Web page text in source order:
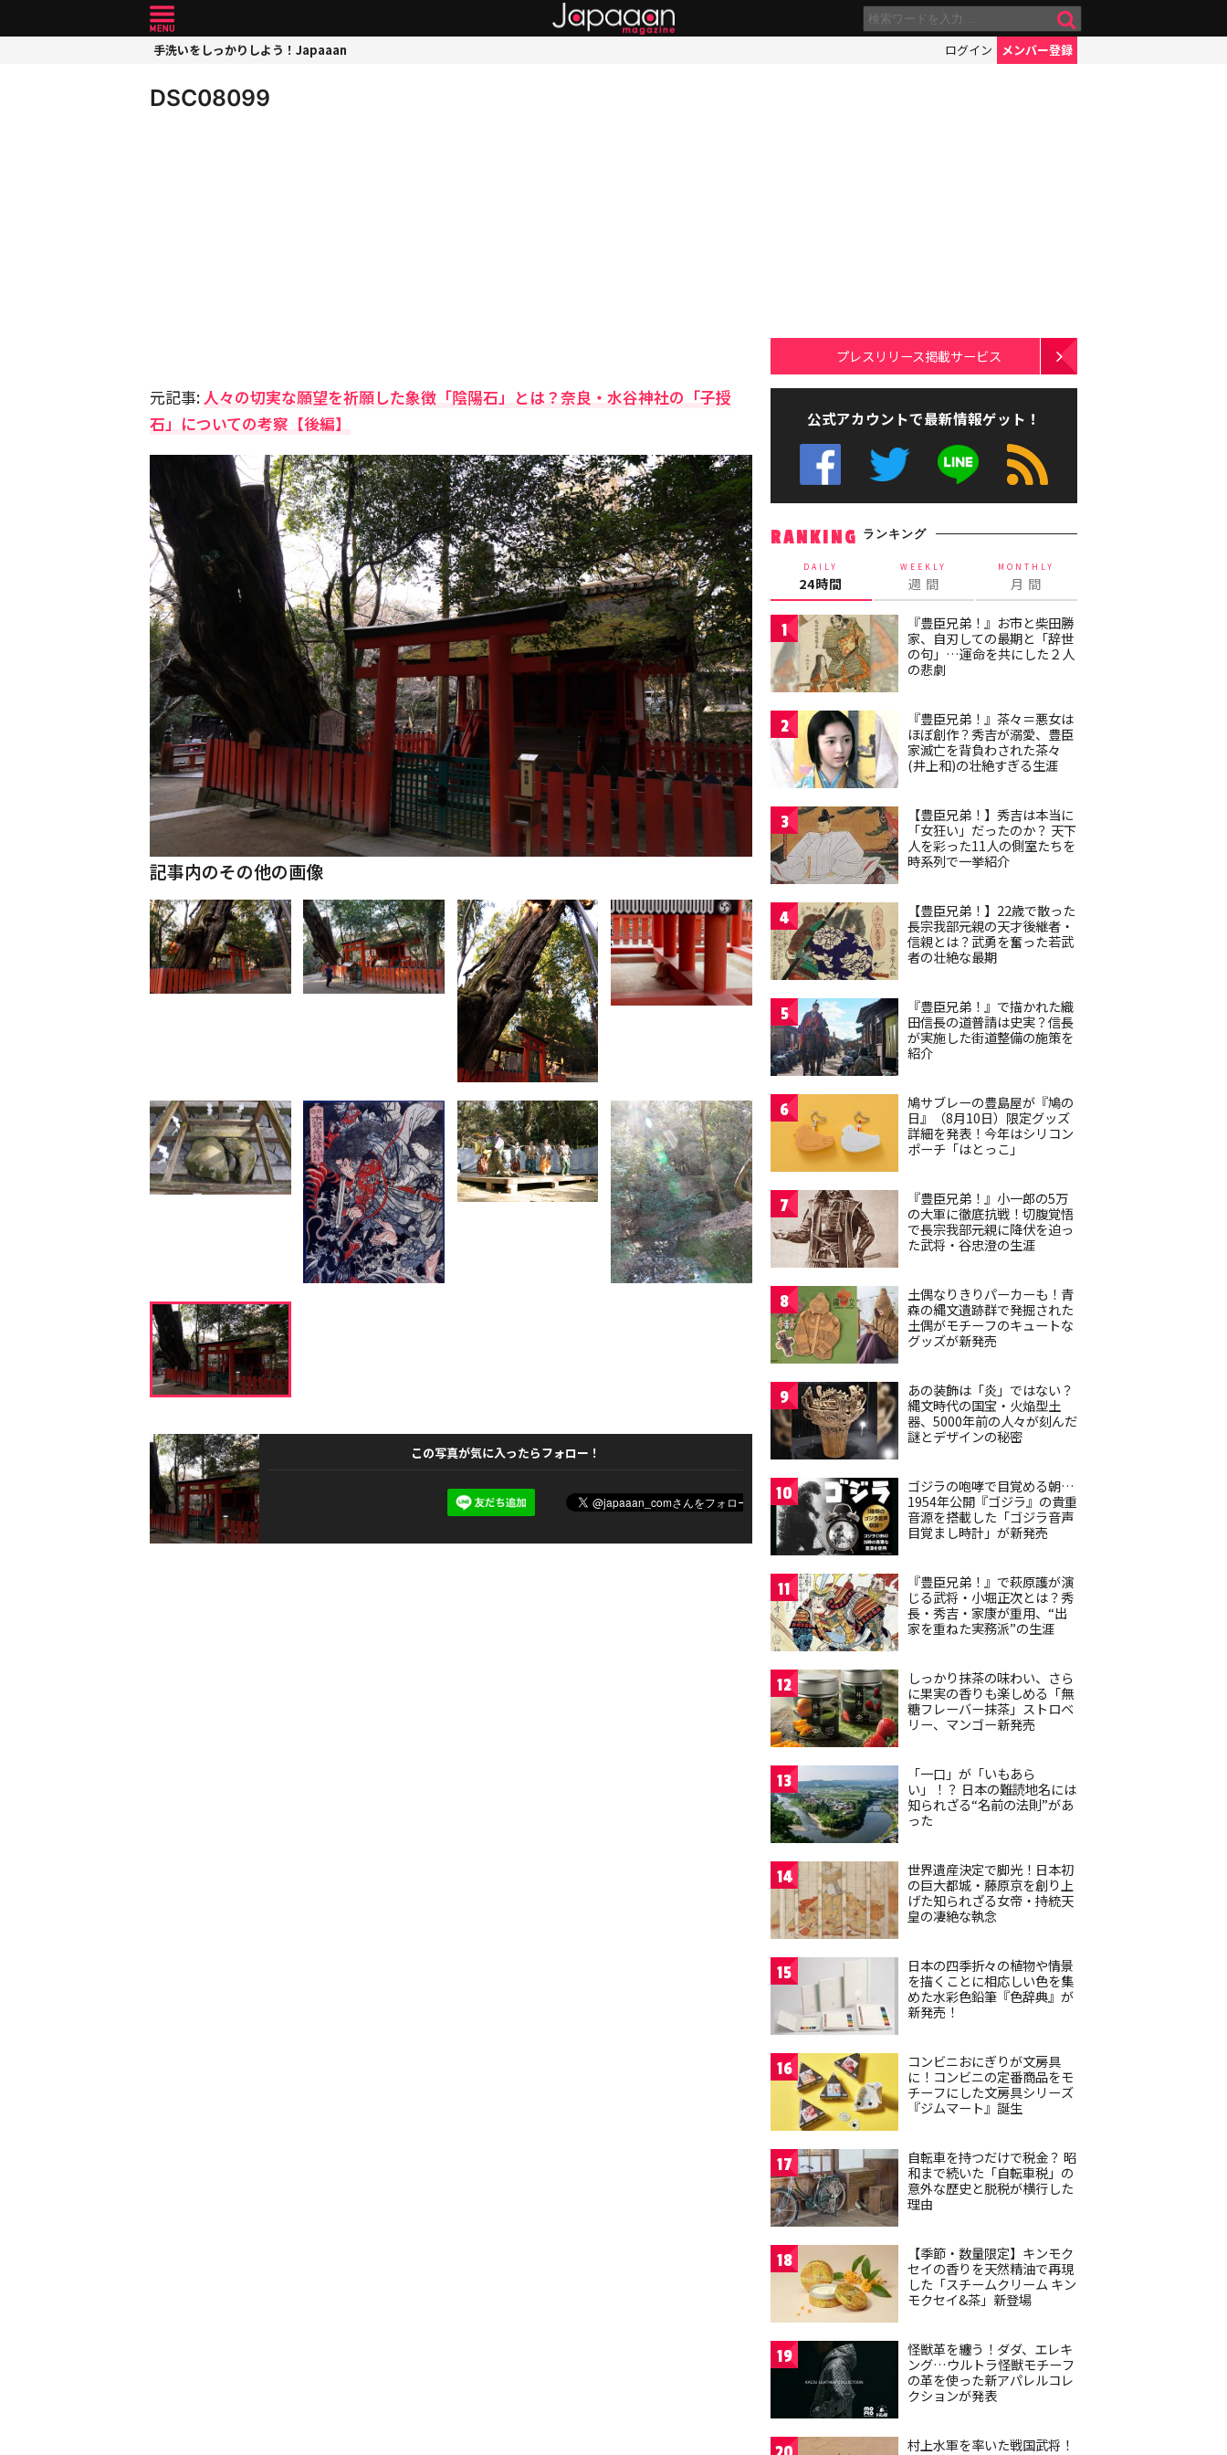
手洗いをしっかりしよう！Japaaan ログイン メンバー登録
DSC08099
元記事:人々の切実な願望を祈願した象徴「陰陽石」とは？奈良・水谷神社の「子授
石」についての考察【後編】
記事内のその他の画像
この写真が気に入ったらフォロー！
プレスリリース掲載サービス
公式アカウントで最新情報ゲット！
RANKING ランキング
DAILY
24時間
WEEKLY
週 間
MONTHLY
月 間
1
『豊臣兄弟！』お市と柴田勝
家、自刃しての最期と「辞世
の句」…運命を共にした２人
の悲劇
2
『豊臣兄弟！』茶々＝悪女は
ほぼ創作？秀吉が溺愛、豊臣
家滅亡を背負わされた茶々
(井上和)の壮絶すぎる生涯
3
【豊臣兄弟！】秀吉は本当に
「女狂い」だったのか？ 天下
人を彩った11人の側室たちを
時系列で一挙紹介
4
【豊臣兄弟！】22歳で散った
長宗我部元親の天才後継者・
信親とは？武勇を奮った若武
者の壮絶な最期
5
『豊臣兄弟！』で描かれた織
田信長の道普請は史実？信長
が実施した街道整備の施策を
紹介
6
鳩サブレーの豊島屋が『鳩の
日』（8月10日）限定グッズ
詳細を発表！今年はシリコン
ポーチ「はとっこ」
7
『豊臣兄弟！』小一郎の5万
の大軍に徹底抗戦！切腹覚悟
で長宗我部元親に降伏を迫っ
た武将・谷忠澄の生涯
8
土偶なりきりパーカーも！青
森の縄文遺跡群で発掘された
土偶がモチーフのキュートな
グッズが新発売
9
あの装飾は「炎」ではない？
縄文時代の国宝・火焔型土
器、5000年前の人々が刻んだ
謎とデザインの秘密
10
ゴジラの咆哮で目覚める朝…
1954年公開『ゴジラ』の貴重
音源を搭載した「ゴジラ音声
目覚まし時計」が新発売
11
『豊臣兄弟！』で萩原護が演
じる武将・小堀正次とは？秀
長・秀吉・家康が重用、“出
家を重ねた実務派”の生涯
12
しっかり抹茶の味わい、さら
に果実の香りも楽しめる「無
糖フレーバー抹茶」ストロベ
リー、マンゴー新発売
13
「一口」が「いもあら
い」！？ 日本の難読地名には
知られざる“名前の法則”があ
った
14
世界遺産決定で脚光！日本初
の巨大都城・藤原京を創り上
げた知られざる女帝・持統天
皇の凄絶な執念
15
日本の四季折々の植物や情景
を描くことに相応しい色を集
めた水彩色鉛筆『色辞典』が
新発売！
16
コンビニおにぎりが文房具
に！コンビニの定番商品をモ
チーフにした文房具シリーズ
『ジムマート』誕生
17
自転車を持つだけで税金？ 昭
和まで続いた「自転車税」の
意外な歴史と脱税が横行した
理由
18
【季節・数量限定】キンモク
セイの香りを天然精油で再現
した「スチームクリーム キン
モクセイ&茶」新登場
19
怪獣革を纏う！ダダ、エレキ
ング…ウルトラ怪獣モチーフ
の革を使った新アパレルコレ
クションが発表
村上水軍を率いた戦国武将！